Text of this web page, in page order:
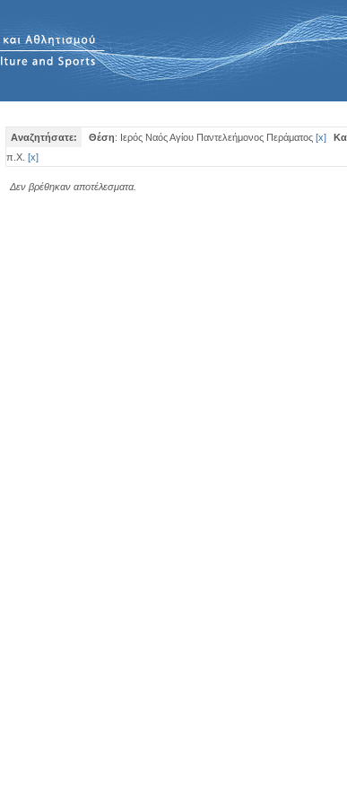
Αναζητήσατε: Θέση: Ιερός Ναός Αγίου Παντελεήμονος Περάματος [x]
π.Χ. [x]
Δεν βρέθηκαν αποτέλεσματα.